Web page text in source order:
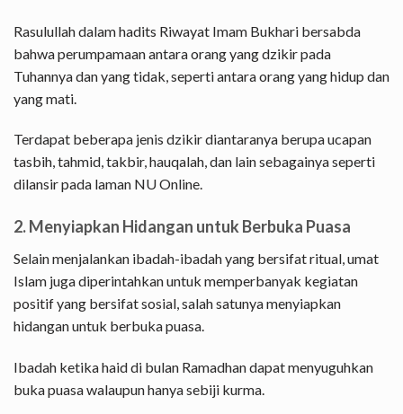
Rasulullah dalam hadits Riwayat Imam Bukhari bersabda
bahwa perumpamaan antara orang yang dzikir pada
Tuhannya dan yang tidak, seperti antara orang yang hidup dan
yang mati.
Terdapat beberapa jenis dzikir diantaranya berupa ucapan
tasbih, tahmid, takbir, hauqalah, dan lain sebagainya seperti
dilansir pada laman NU Online.
2. Menyiapkan Hidangan untuk Berbuka Puasa
Selain menjalankan ibadah-ibadah yang bersifat ritual, umat
Islam juga diperintahkan untuk memperbanyak kegiatan
positif yang bersifat sosial, salah satunya menyiapkan
hidangan untuk berbuka puasa.
Ibadah ketika haid di bulan Ramadhan dapat menyuguhkan
buka puasa walaupun hanya sebiji kurma.